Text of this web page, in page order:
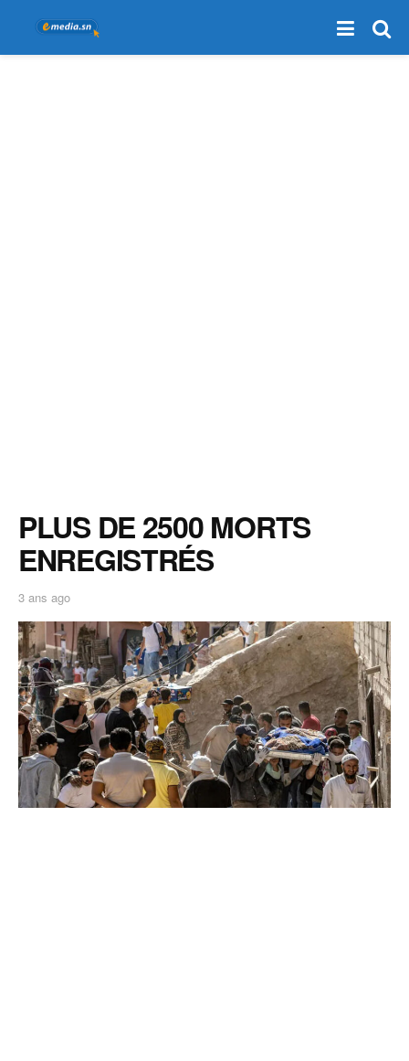
PLUS DE 2500 MORTS
ENREGISTRÉS
3 ans ago